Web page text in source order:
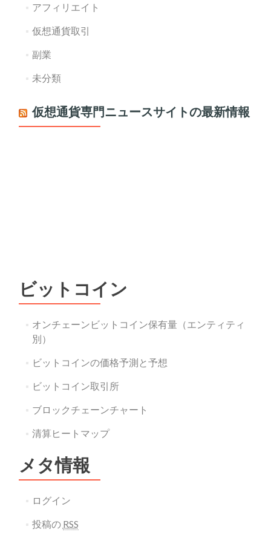
アフィリエイト
仮想通貨取引
副業
未分類
仮想通貨専門ニュースサイトの最新情報
ビットコイン
オンチェーンビットコイン保有量（エンティティ
別）
ビットコインの価格予測と予想
ビットコイン取引所
ブロックチェーンチャート
清算ヒートマップ
メタ情報
ログイン
投稿の RSS